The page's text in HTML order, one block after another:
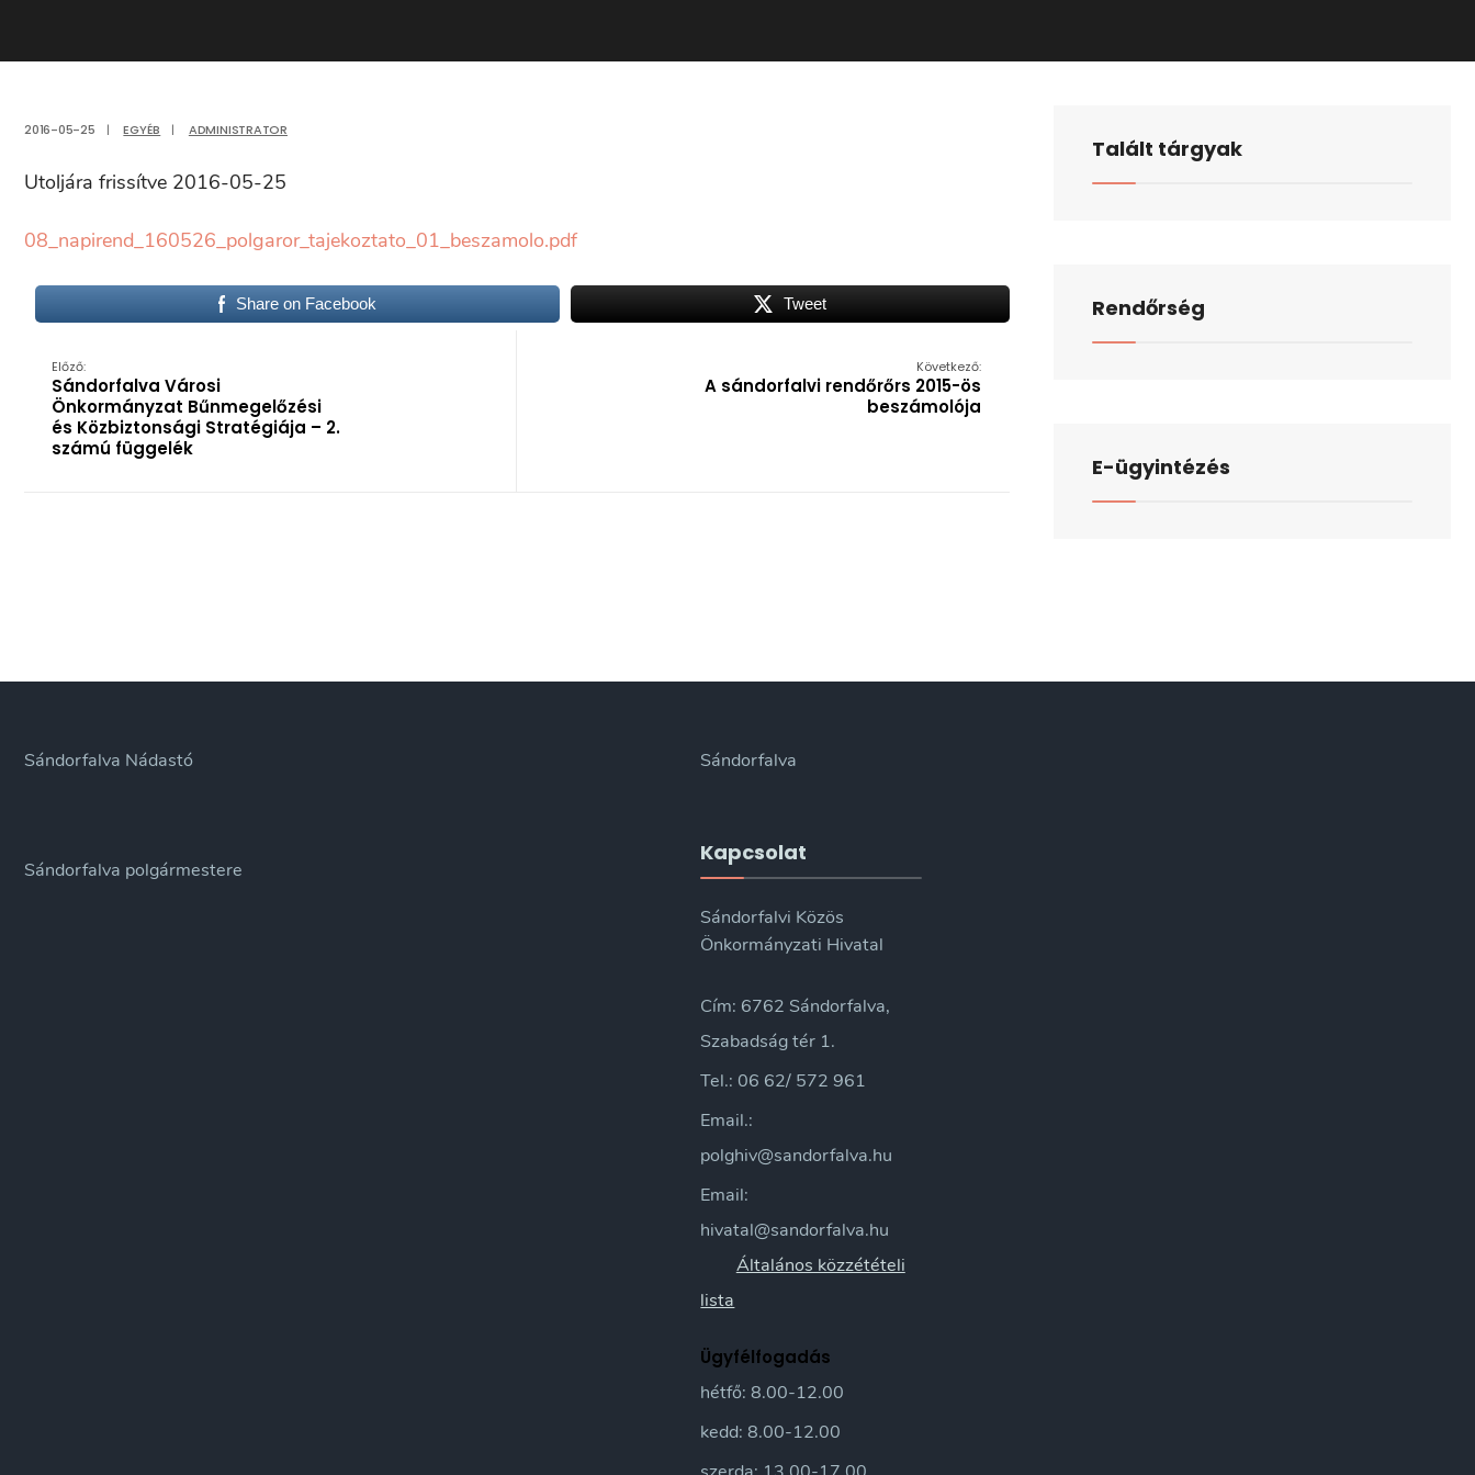
2016-05-25 | EGYÉB | ADMINISTRATOR
Utoljára frissítve 2016-05-25
08_napirend_160526_polgaror_tajekoztato_01_beszamolo.pdf
Share on Facebook Tweet
Előző:
Sándorfalva Városi
Önkormányzat Bűnmegelőzési
és Közbiztonsági Stratégiája – 2.
számú függelék
Következő:
A sándorfalvi rendőrőrs 2015-ös
beszámolója
Talált tárgyak
Rendőrség
E-ügyintézés
Sándorfalva Nádastó
Sándorfalva polgármestere
Sándorfalva
Kapcsolat
Sándorfalvi Közös
Önkormányzati Hivatal
Cím: 6762 Sándorfalva,
Szabadság tér 1.
Tel.: 06 62/ 572 961
Email.:
polghiv@sandorfalva.hu
Email:
hivatal@sandorfalva.hu
Általános közzétételi
lista
Ügyfélfogadás
hétfő: 8.00-12.00
kedd: 8.00-12.00